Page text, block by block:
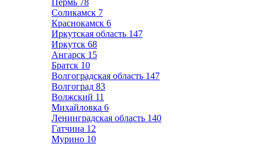
Пермь 78
Соликамск 7
Краснокамск 6
Иркутская область 147
Иркутск 68
Ангарск 15
Братск 10
Волгоградская область 147
Волгоград 83
Волжский 11
Михайловка 6
Ленинградская область 140
Гатчина 12
Мурино 10